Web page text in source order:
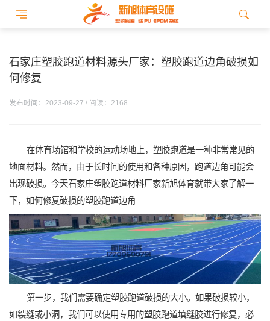
石家庄塑胶跑道材料源头厂家：塑胶跑道边角破损如
何修复
发布时间：2023-09-27 \ 阅读：2168
在体育场馆和学校的运动场地上，塑胶跑道是一种非常常见的
地面材料。然而，由于长时间的使用和各种原因，跑道边角可能会
出现破损。今天石家庄塑胶跑道材料厂家新旭体育就带大家了解一
下，如何修复破损的塑胶跑道边角
第一步，我们需要确定塑胶跑道破损的大小。如果破损较小，
如裂缝或小洞，我们可以使用专用的塑胶跑道填缝胶进行修复，必